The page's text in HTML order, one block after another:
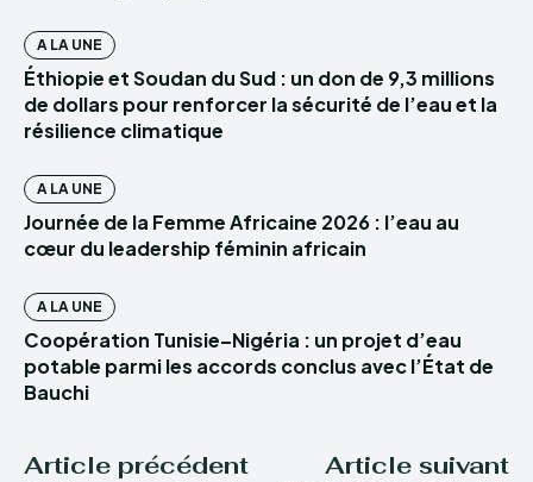
A LA UNE
Éthiopie et Soudan du Sud : un don de 9,3 millions
de dollars pour renforcer la sécurité de l’eau et la
résilience climatique
A LA UNE
Journée de la Femme Africaine 2026 : l’eau au
cœur du leadership féminin africain
A LA UNE
Coopération Tunisie–Nigéria : un projet d’eau
potable parmi les accords conclus avec l’État de
Bauchi
Article précédent Article suivant